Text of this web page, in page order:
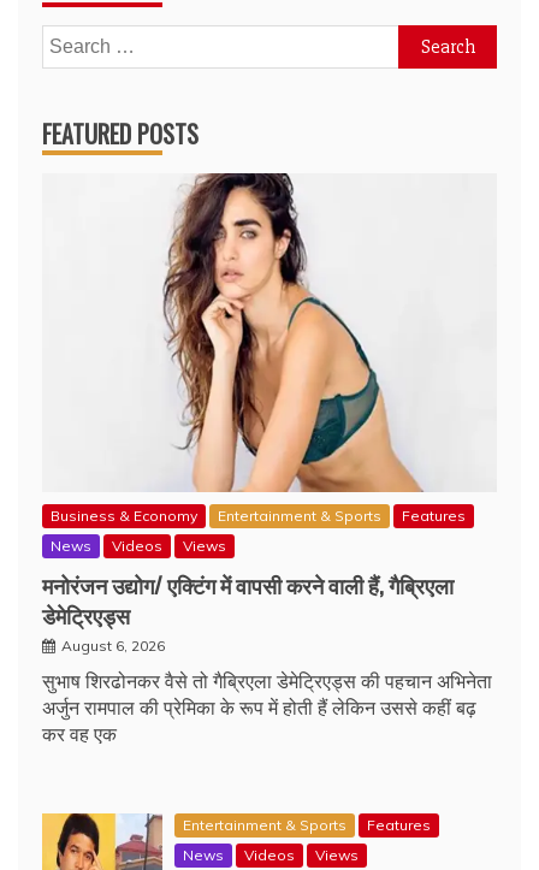
Search
for:
FEATURED POSTS
Business & Economy Entertainment & Sports
Features
News
Videos Views
मनोरंजन उद्योग/ एक्टिंग में वापसी करने वाली हैं, गैब्रिएला
डेमेट्रिएड्स
August 6, 2026
सुभाष शिरढोनकर वैसे तो गैब्रिएला डेमेट्रिएड्स की पहचान अभिनेता
अर्जुन रामपाल की प्रेमिका के रूप में होती हैं लेकिन उससे कहीं बढ़
कर वह एक
Entertainment & Sports
Features
News
Videos Views